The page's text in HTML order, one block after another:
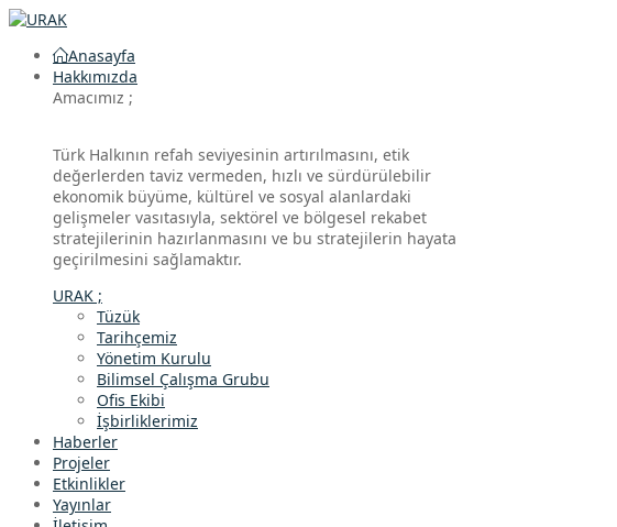
Anasayfa
Hakkımızda
Amacımız ;
Türk Halkının refah seviyesinin artırılmasını, etik
değerlerden taviz vermeden, hızlı ve sürdürülebilir
ekonomik büyüme, kültürel ve sosyal alanlardaki
gelişmeler vasıtasıyla, sektörel ve bölgesel rekabet
stratejilerinin hazırlanmasını ve bu stratejilerin hayata
geçirilmesini sağlamaktır.
URAK ;
Tüzük
Tarihçemiz
Yönetim Kurulu
Bilimsel Çalışma Grubu
Ofis Ekibi
İşbirliklerimiz
Haberler
Projeler
Etkinlikler
Yayınlar